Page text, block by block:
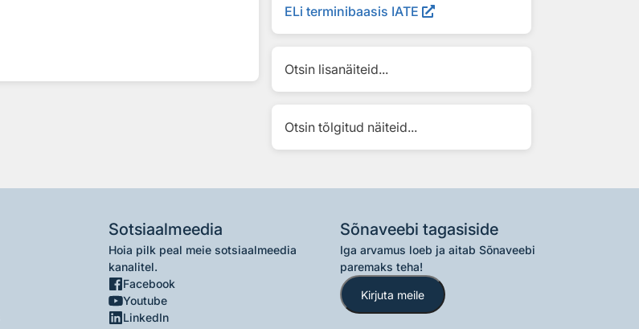
ELi terminibaasis IATE
Otsin lisanäiteid...
Otsin tõlgitud näiteid...
Sotsiaalmeedia
Hoia pilk peal meie sotsiaalmeedia
kanalitel.
Facebook
Youtube
LinkedIn
Sõnaveebi tagasiside
Iga arvamus loeb ja aitab Sõnaveebi
paremaks teha!
Kirjuta meile